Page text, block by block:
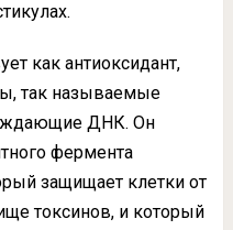
как антиоксидант,
так называемые
ДНК. Он
фермента
защищает клетки от
токсинов, и который